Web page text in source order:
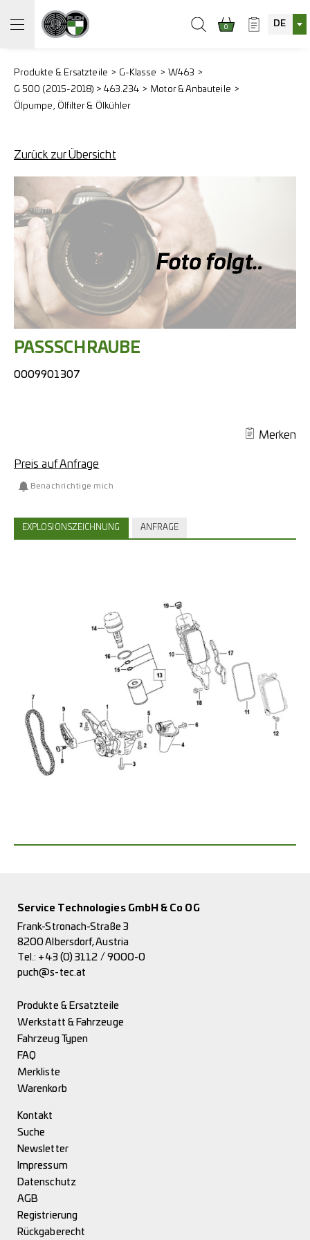
0 DE
Produkte & Ersatzteile G-Klasse
W463
G 500 (2015-2018) > 463.234
Motor & Anbauteile
Ölpumpe, Ölfilter & Ölkühler
Zurück zur Übersicht
PASSSCHRAUBE
0009901307
Merken
Preis auf Anfrage
Benachrichtige mich
EXPLOSIONSZEICHNUNG ANFRAGE
Service Technologies GmbH & Co OG
Frank-Stronach-Straße 3
8200 Albersdorf, Austria
Tel.: +43 (0) 3112 / 9000-0
puch@s-tec.at
Produkte & Ersatzteile
Werkstatt & Fahrzeuge
Fahrzeug Typen
FAQ
Merkliste
Warenkorb
Kontakt
Suche
Newsletter
Impressum
Datenschutz
AGB
Registrierung
Rückgaberecht